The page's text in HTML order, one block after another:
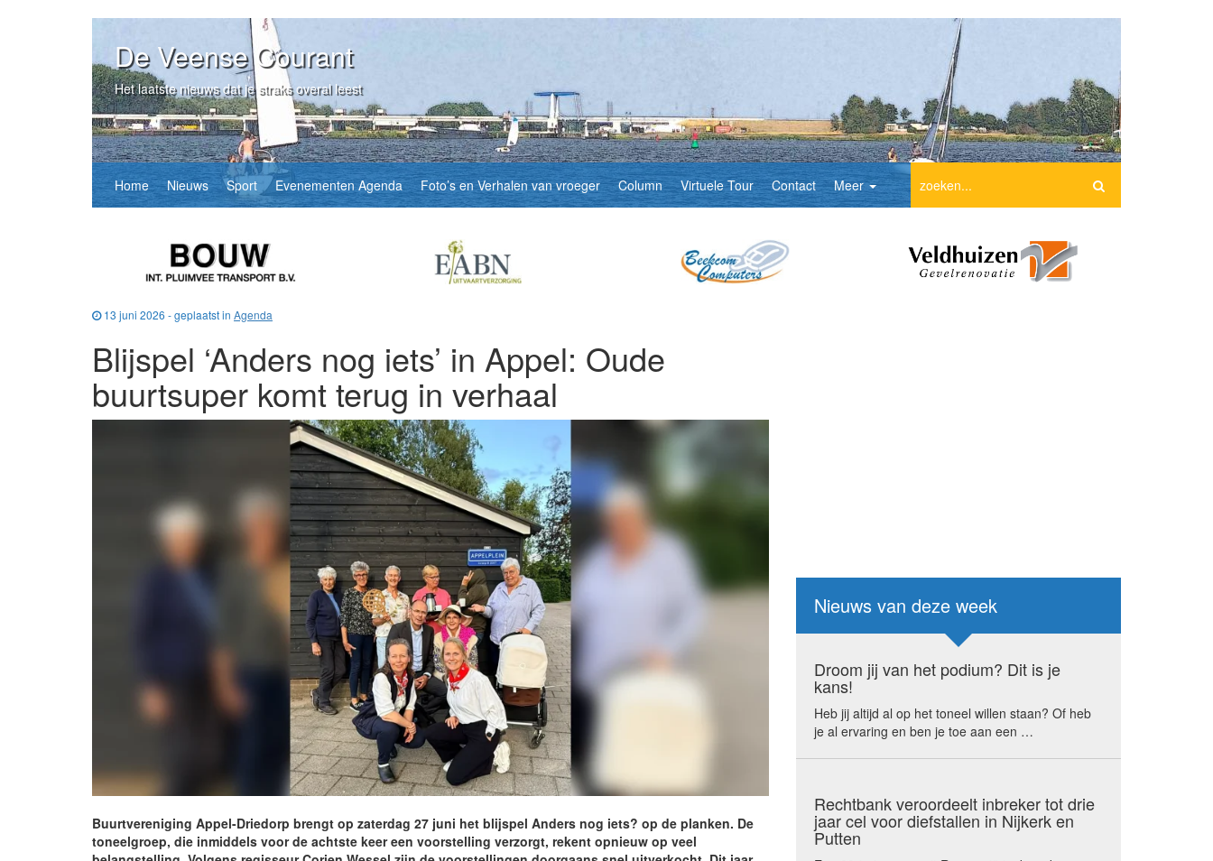
De Veense Courant
Het laatste nieuws dat je straks overal leest
Home Nieuws Sport Evenementen Agenda Foto’s en Verhalen van vroeger Column Virtuele Tour Contact Meer
13 juni 2026 - geplaatst in Agenda
Blijspel ‘Anders nog iets’ in Appel: Oude
buurtsuper komt terug in verhaal
Buurtvereniging Appel-Driedorp brengt op zaterdag 27 juni het blijspel Anders nog iets? op de planken. De
toneelgroep, die inmiddels voor de achtste keer een voorstelling verzorgt, rekent opnieuw op veel
Nieuws van deze week
Droom jij van het podium? Dit is je
kans!
Heb jij altijd al op het toneel willen staan? Of heb
je al ervaring en ben je toe aan een …
Rechtbank veroordeelt inbreker tot drie
jaar cel voor diefstallen in Nijkerk en
Putten